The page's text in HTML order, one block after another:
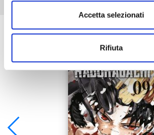
Accetta selezionati
Rifiuta
Se ti è piaciuto